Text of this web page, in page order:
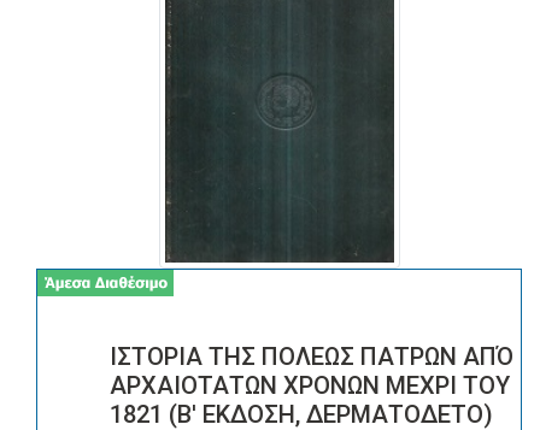
ΙΣΤΟΡΙΑ ΤΗΣ ΠΟΛΕΩΣ ΠΑΤΡΩΝ ΑΠΌ
ΑΡΧΑΙΟΤΑΤΩΝ ΧΡΟΝΩΝ ΜΕΧΡΙ ΤΟΥ
1821 (Β' ΕΚΔΟΣΗ, ΔΕΡΜΑΤΟΔΕΤΟ)